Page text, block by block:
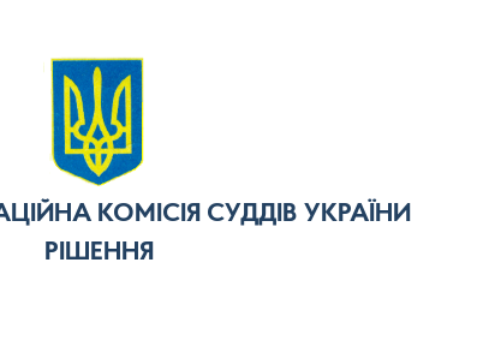
КОМІСІЯ СУДДІВ УКРАЇНИ
РІШЕННЯ